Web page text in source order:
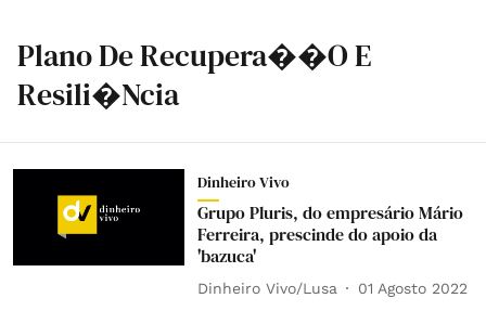
Plano De Recupera��o E
Resili�ncia
Dinheiro Vivo
Grupo Pluris, do empresário Mário
Ferreira, prescinde do apoio da
'bazuca'
Dinheiro Vivo/Lusa 01 Agosto 2022